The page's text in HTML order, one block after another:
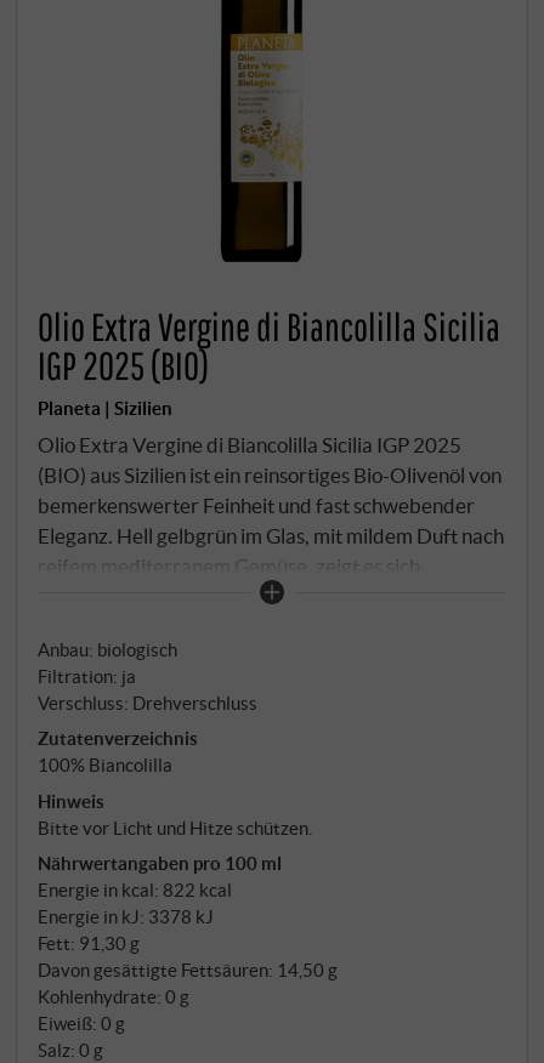
Olio Extra Vergine di Biancolilla Sicilia
IGP 2025 (BIO)
Planeta | Sizilien
Olio Extra Vergine di Biancolilla Sicilia IGP 2025
(BIO) aus Sizilien ist ein reinsortiges Bio-Olivenöl von
bemerkenswerter Feinheit und fast schwebender
Eleganz. Hell gelbgrün im Glas, mit mildem Duft nach
reifem mediterranem Gemüse, zeigt es sich
außerordentlich ausgewogen, sanft und beinahe zart
und großer Präzision. Gerade zur leichten Küche, zu
feinen Gemüsen, hellem Fisch oder sogar zu
ausgewählten Süßspeisen entfaltet es seine ganze
Klasse und beweist, wie subtil und vielschichtig
sizilianisches Olivenöl sein kann. SUPERIORE.DE
Anbau: biologisch
Filtration: ja
Verschluss: Drehverschluss
Zutatenverzeichnis
100% Biancolilla
Hinweis
Bitte vor Licht und Hitze schützen.
Nährwertangaben pro 100 ml
Energie in kcal: 822 kcal
Energie in kJ: 3378 kJ
Fett: 91,30 g
Davon gesättigte Fettsäuren: 14,50 g
Kohlenhydrate: 0 g
Eiweiß: 0 g
Salz: 0 g